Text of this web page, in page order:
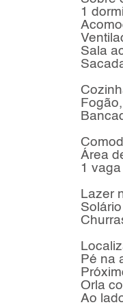
1
Sala
Área
1
Lazer
Pé na
Orla
Ao